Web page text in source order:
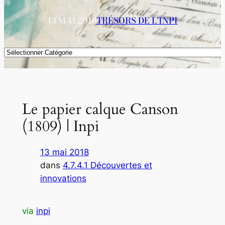
13 MAI 2018TRÉSORS DE L’INPI
Catégories
Le papier calque Canson
(1809) | Inpi
13 mai 2018
dans 4.7.4.1 Découvertes et
innovations
via inpi